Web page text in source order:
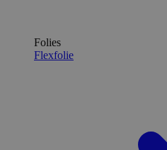
Folies
Flexfolie